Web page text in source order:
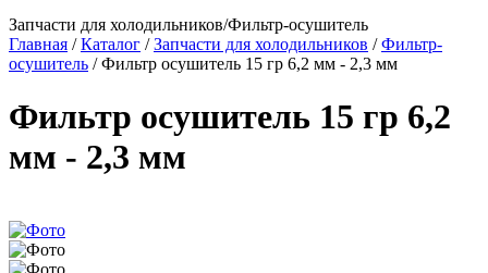
Запчасти для холодильников/Фильтр-осушитель
Главная /Каталог /Запчасти для холодильников /Фильтр-
осушитель /Фильтр осушитель 15 гр 6,2 мм - 2,3 мм
Фильтр осушитель 15 гр 6,2
мм - 2,3 мм